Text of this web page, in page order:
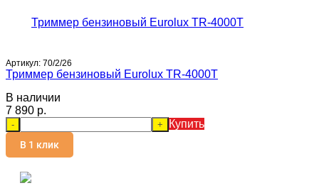
Артикул: 70/2/26
Триммер бензиновый Eurolux TR-4000T
В наличии
7 890 p.
- + Купить
В 1 клик